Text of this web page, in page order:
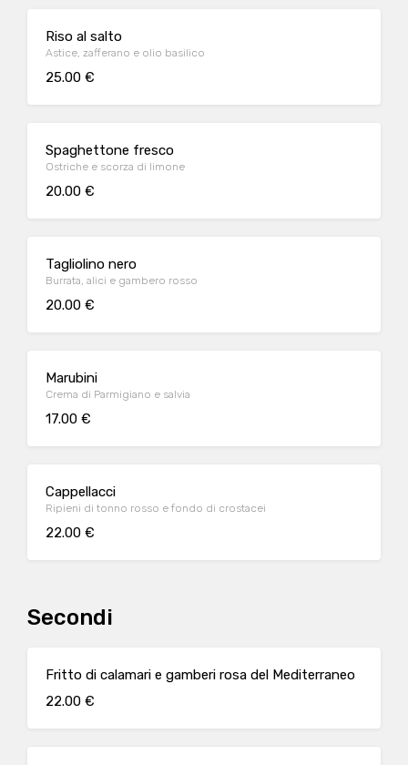
Riso al salto
Astice, zafferano e olio basilico
25.00 €
Spaghettone fresco
Ostriche e scorza di limone
20.00 €
Tagliolino nero
Burrata, alici e gambero rosso
20.00 €
Marubini
Crema di Parmigiano e salvia
17.00 €
Cappellacci
Ripieni di tonno rosso e fondo di crostacei
22.00 €
Secondi
Fritto di calamari e gamberi rosa del Mediterraneo
22.00 €